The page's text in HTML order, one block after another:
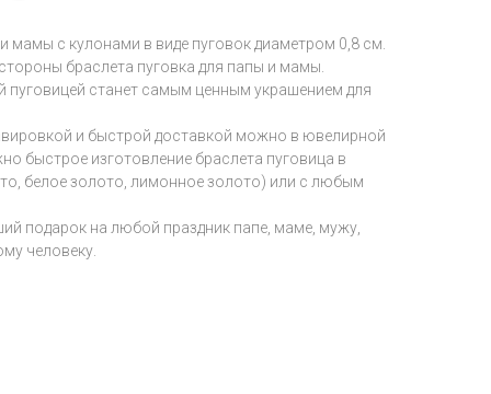
мамы с кулонами в виде пуговок диаметром 0,8 см.
браслета пуговка для папы и мамы.
пуговицей станет самым ценным украшением для
и быстрой доставкой можно в ювелирной
быстрое изготовление браслета пуговица в
белое золото, лимонное золото) или с любым
подарок на любой праздник папе, маме, мужу,
человеку.